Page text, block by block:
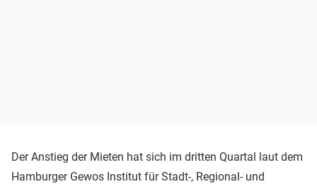
Der Anstieg der Mieten hat sich im dritten Quartal laut dem
Hamburger Gewos Institut für Stadt-, Regional- und